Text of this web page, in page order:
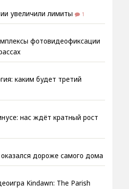
увеличили лимиты 1
фотовидеофиксации
каким будет третий
нас ждёт кратный рост
дороже самого дома
Kindawn: The Parish